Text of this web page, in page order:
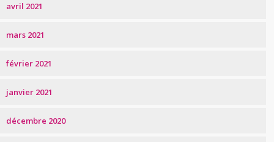
avril 2021
mars 2021
février 2021
janvier 2021
décembre 2020